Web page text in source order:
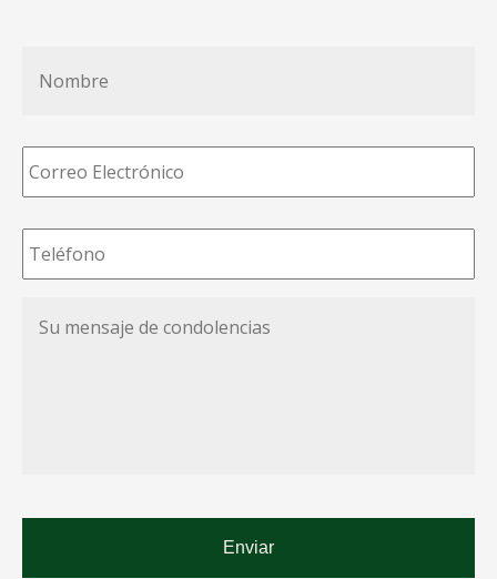
Correo
Electrónico *
Teléfono *
mensaje